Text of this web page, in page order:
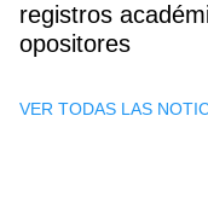
registros
opositores
VER TODAS LAS